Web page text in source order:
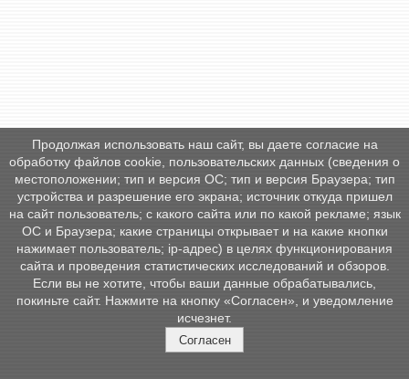
Продолжая использовать наш сайт, вы даете согласие на
обработку файлов cookie, пользовательских данных (сведения о
местоположении; тип и версия ОС; тип и версия Браузера; тип
устройства и разрешение его экрана; источник откуда пришел
на сайт пользователь; с какого сайта или по какой рекламе; язык
ОС и Браузера; какие страницы открывает и на какие кнопки
нажимает пользователь; ip-адрес) в целях функционирования
сайта и проведения статистических исследований и обзоров.
Если вы не хотите, чтобы ваши данные обрабатывались,
покиньте сайт. Нажмите на кнопку «Согласен», и уведомление
исчезнет.
Согласен